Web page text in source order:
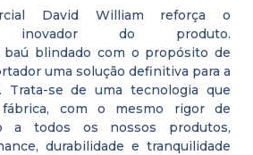
David William reforça o
inovador do produto.
baú blindado com o propósito de
uma solução definitiva para a
Trata-se de uma tecnologia que
com o mesmo rigor de
a todos os nossos produtos,
durabilidade e tranquilidade